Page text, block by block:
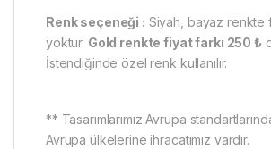
Renk seçeneği : Siyah, bayaz renkte
yoktur. Gold renkte fiyat farkı 250 ₺
İstendiğinde özel renk kullanılır.
** Tasarımlarımız Avrupa
Avrupa ülkelerine ihracatımız vardır.